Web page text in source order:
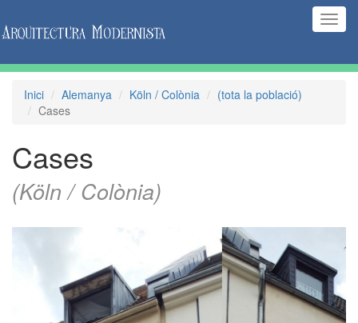
Inici Alemanya Köln / Colònia
(tota la població)
Cases
Cases
(Köln / Colònia)